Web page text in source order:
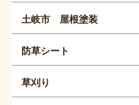
土岐市 屋根塗装
防草シート
草刈り